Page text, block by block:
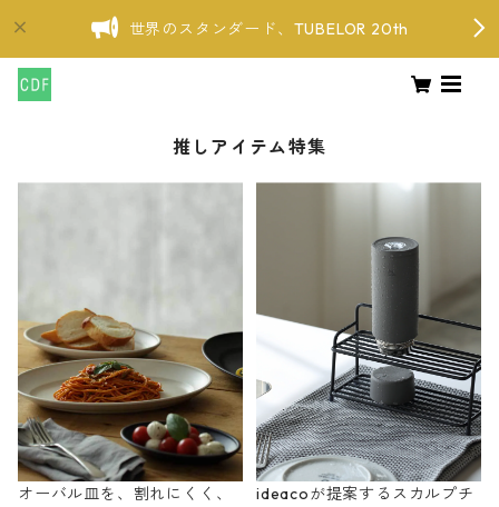
世界のスタンダード、TUBELOR 20th
推しアイテム特集
オーバル皿を、割れにくく、
ideacoが提案するスカルプチ